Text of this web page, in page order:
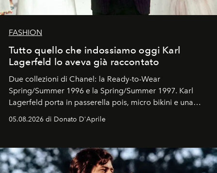
FASHION
Tutto quello che indossiamo oggi Karl
Lagerfeld lo aveva già raccontato
Due collezioni di Chanel: la Ready-to-Wear
Spring/Summer 1996 e la Spring/Summer 1997. Karl
Lagerfeld porta in passerella pois, micro bikini e una
logomania pensata per la spiaggia
Kate, Claudia e Carla una dietro l'altra. Trent'anni dopo,
uno dei documenti più contemporanei che abbiamo.
05.08.2026 di Donato D'Aprile